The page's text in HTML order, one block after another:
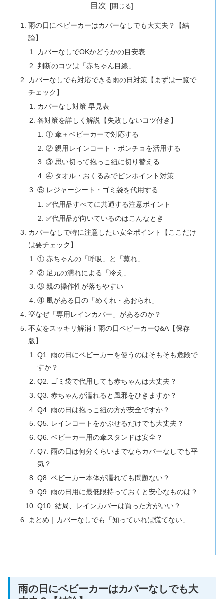
目次
雨の日にベビーカーはカバーなしでも大丈夫？【結
論】
カバーなしでOKかどうかの目安表
判断のコツは「赤ちゃん目線」
カバーなしでも対応できる雨の日対策【まずは一覧で
チェック】
カバーなし対策 早見表
各対策を詳しく解説【失敗しないコツ付き】
① 傘＋ベビーカーで対応する
② 親用レインコート・ポンチョを活用する
③ 思い切って抱っこ紐に切り替える
④ タオル・おくるみでピンポイント対策
⑤ レジャーシート・ゴミ袋を代用する
✅代用品すべてに共通する注意ポイント
✅代用品が向いているのはこんなとき
カバーなしで特に注意したい安全ポイント【ここだけ
は要チェック】
① 赤ちゃんの「呼吸」と「蒸れ」
② 足元の濡れによる「冷え」
③ 親の操作性が落ちやすい
④ 風がある日の「めくれ・あおられ」
💡なぜ「専用レインカバー」があるのか？
不安をスッキリ解消！雨の日ベビーカーQ&A【保存
版】
Q1. 雨の日にベビーカーを使うのはそもそも危険で
すか？
Q2. ゴミ袋で代用しても赤ちゃんは大丈夫？
Q3. 赤ちゃんが濡れると風邪をひきますか？
Q4. 雨の日は抱っこ紐の方が安全ですか？
Q5. レインコートをかぶせるだけでも大丈夫？
Q6. ベビーカー用の傘スタンドは安全？
Q7. 雨の日は何分くらいまでならカバーなしでも平
気？
Q8. ベビーカー本体が濡れても問題ない？
Q9. 雨の日用に最低限持っておくと安心なものは？
Q10. 結局、レインカバーは買った方がいい？
まとめ｜カバーなしでも「知っていれば慌てない」
雨の日にベビーカーはカバーなしでも大